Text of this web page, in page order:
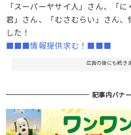
「スーパーヤサイ人」さん、「
君」さん、「むさむらい」さん
した！
■■■情報提供求む！■■■
広告の後にも続き
記事内バナー